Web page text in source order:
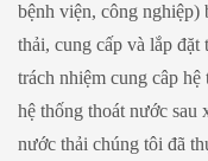
bệnh viện, công
thải, cung cấp và lắp
trách nhiệm cung câp
hệ thống thoát nước
nước thải chúng tôi đã